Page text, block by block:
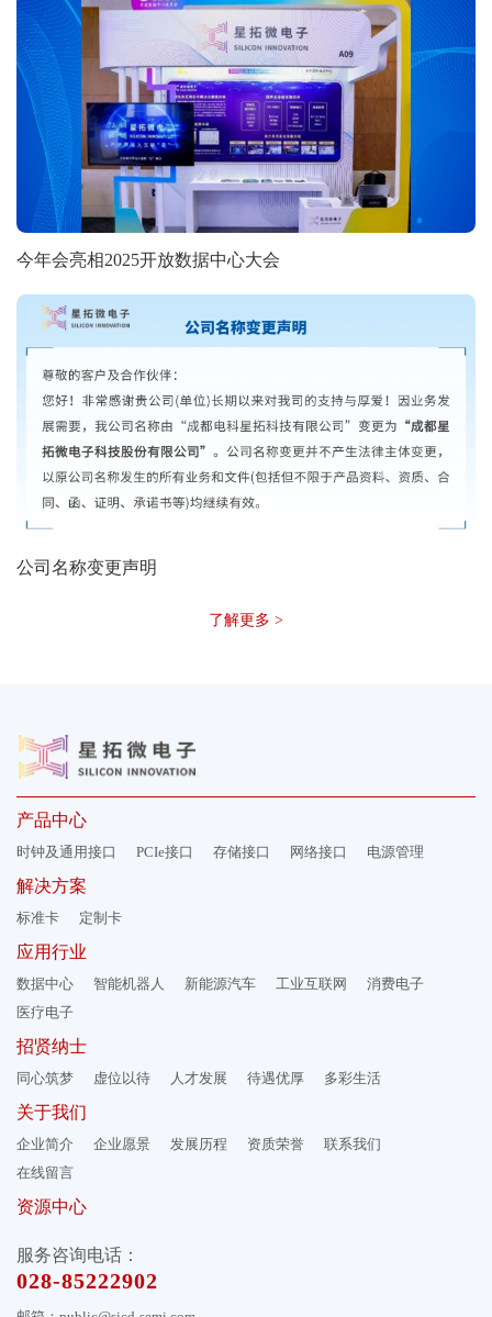
今年会亮相2025开放数据中心大会
公司名称变更声明
了解更多 >
产品中心
时钟及通用接口 PCIe接口 存储接口 网络接口 电源管理
解决方案
标准卡 定制卡
应用行业
数据中心 智能机器人 新能源汽车 工业互联网
消费电子
医疗电子
招贤纳士
同心筑梦 虚位以待 人才发展 待遇优厚 多彩生活
关于我们
企业简介 企业愿景 发展历程 资质荣誉
联系我们
在线留言
资源中心
服务咨询电话：
028-85222902